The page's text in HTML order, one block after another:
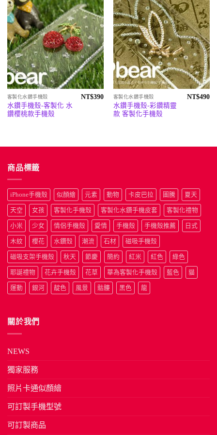
客製化水鑽手機殼
水鑽手機殼-客製化 水
鑽櫻桃款手機殼
NT$390 客製化水鑽手機殼
水鑽手機殼-彩鑽精靈
款 客製化手機殼
NT$490
商品標籤
iPhone手機殼 似顏繪 元素 動物 卡皮巴拉 圖騰 夏天
天空 女孩 客製化手機殼 客製化水鑽手機皮套 客製化禮物
小米 少女 情侶手機殼 愛情 手機殼 手機殼推薦 日式
木紋 櫻花 水鑽殼 潮流 石材 磁吸手機殼
磁吸支架手機殼 秋天 節慶 簡約 紅米 紅色 綠色
耶誕禮物 花卉手機殼 花草 華為客製化手機殼 藍色 貓
運動 銀河 靛色 風景 骷髏 黑色 龍
關於我們
NEWS
獨家服務
照片卡通似顏繪
可訂製手機型號
可訂製商品